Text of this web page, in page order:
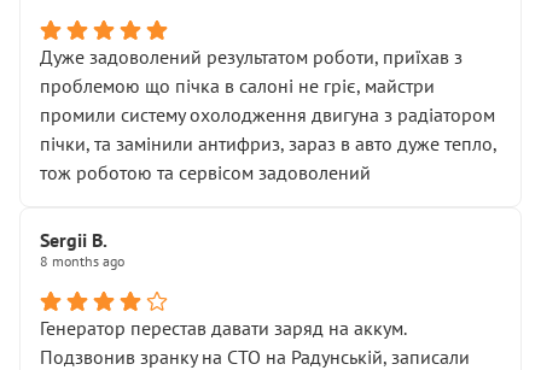
Дуже задоволений результатом роботи, приїхав з
проблемою що пічка в салоні не гріє, майстри
промили систему охолодження двигуна з радіатором
пічки, та замінили антифриз, зараз в авто дуже тепло,
тож роботою та сервісом задоволений
Sergii B.
8 months ago
Генератор перестав давати заряд на аккум.
Подзвонив зранку на СТО на Радунській, записали